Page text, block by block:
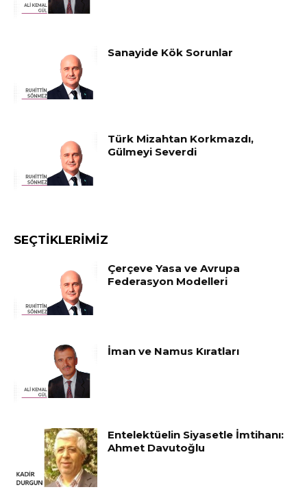
Sanayide Kök Sorunlar
Türk Mizahtan Korkmazdı,
Gülmeyi Severdi
SEÇTIKLERIMIZ
Çerçeve Yasa ve Avrupa
Federasyon Modelleri
İman ve Namus Kıratları
Entelektüelin Siyasetle İmtihanı:
Ahmet Davutoğlu